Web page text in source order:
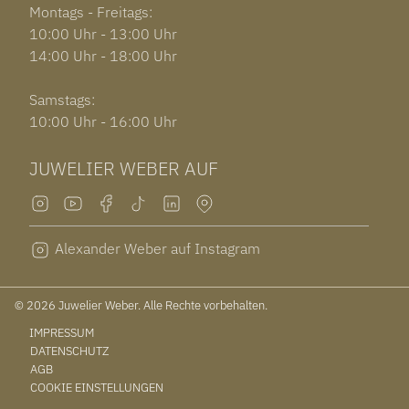
Montags - Freitags:
10:00 Uhr - 13:00 Uhr
14:00 Uhr - 18:00 Uhr
Samstags:
10:00 Uhr - 16:00 Uhr
JUWELIER WEBER AUF
Alexander Weber auf Instagram
© 2026 Juwelier Weber. Alle Rechte vorbehalten.
IMPRESSUM
DATENSCHUTZ
AGB
COOKIE EINSTELLUNGEN